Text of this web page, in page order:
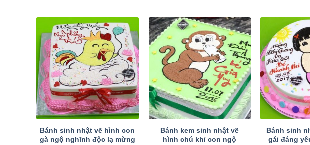
Bánh sinh nhật vẽ hình con
gà ngộ nghĩnh độc lạ mừng
Bánh kem sinh nhật vẽ
hình chú khỉ con ngộ
Bánh sinh
gái đáng